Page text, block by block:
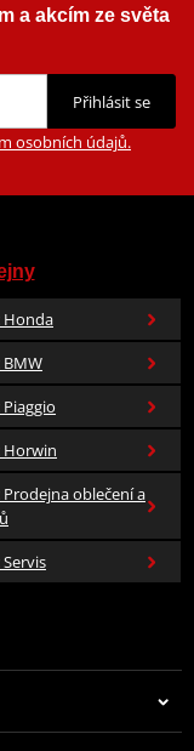
a akcím ze světa
Přihlásit se
osobních údajů.
Honda
BMW
Horwin
Prodejna oblečení a